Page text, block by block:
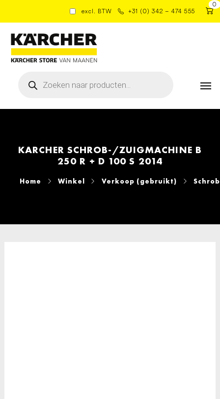
excl. BTW +31 (0) 342 – 474 555
0
zoeken
KARCHER SCHROB-/ZUIGMACHINE B
250 R + D 100 S 2014
Home Winkel Verkoop (gebruikt)